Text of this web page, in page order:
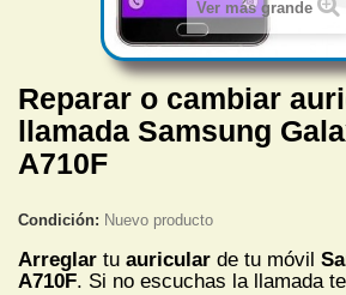
Ver más grande
Reparar o cambiar
llamada Samsung
A710F
Condición: Nuevo producto
Arreglar tu auricular de tu móvil
A710F. Si no escuchas la llamada